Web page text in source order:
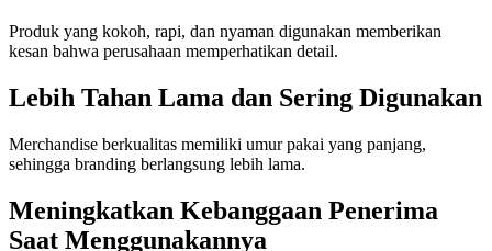
Produk yang kokoh, rapi, dan nyaman digunakan memberikan
kesan bahwa perusahaan memperhatikan detail.
Lebih Tahan Lama dan Sering Digunakan
Merchandise berkualitas memiliki umur pakai yang panjang,
sehingga branding berlangsung lebih lama.
Meningkatkan Kebanggaan Penerima
Saat Menggunakannya